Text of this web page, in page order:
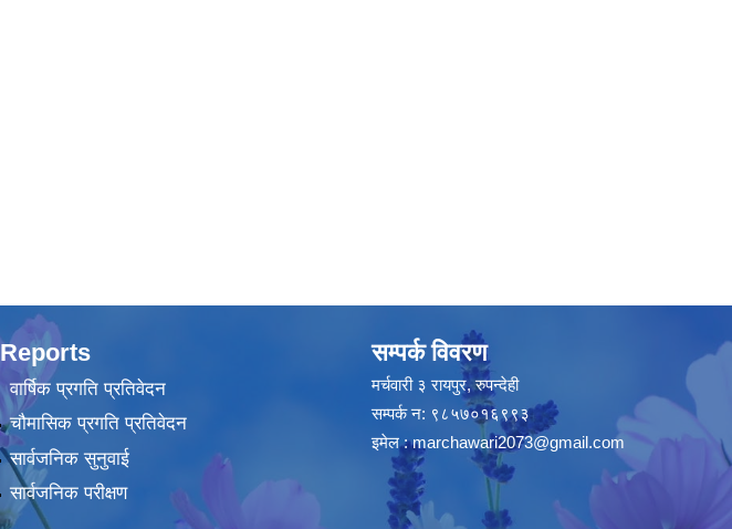
Reports
वार्षिक प्रगति प्रतिवेदन
चौमासिक प्रगति प्रतिवेदन
सार्वजनिक सुनुवाई
सार्वजनिक परीक्षण
सम्पर्क विवरण
मर्चवारी ३ रायपुर, रुपन्देही
सम्पर्क न: ९८५७०१६९९३
इमेल :marchawari2073@gmail.com